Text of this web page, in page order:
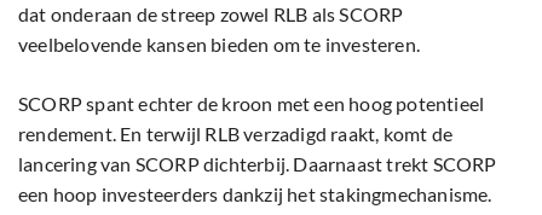
dat onderaan de streep zowel RLB als SCORP
veelbelovende kansen bieden om te investeren.
SCORP spant echter de kroon met een hoog potentieel
rendement. En terwijl RLB verzadigd raakt, komt de
lancering van SCORP dichterbij. Daarnaast trekt SCORP
een hoop investeerders dankzij het stakingmechanisme.